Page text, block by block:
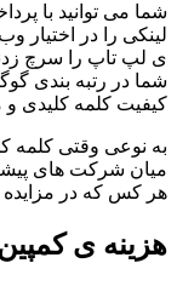
شما می توانید با
لینکی را در اختیار
ی لپ تاپ را سرچ
شما در رتبه بندی
کیفیت کلمه کلیدی و
به نوعی وقتی کلمه
میان شرکت های
هر کس که در مزایده
هزینه ی